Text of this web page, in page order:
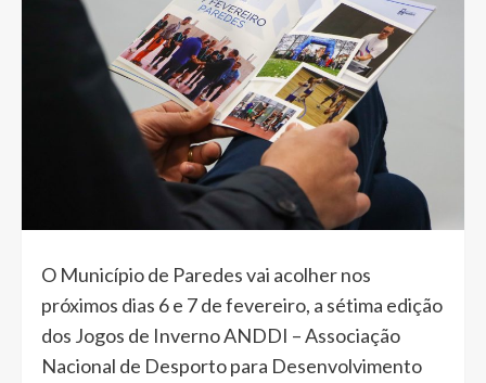
O Município de Paredes vai acolher nos
próximos dias 6 e 7 de fevereiro, a sétima edição
dos Jogos de Inverno ANDDI – Associação
Nacional de Desporto para Desenvolvimento